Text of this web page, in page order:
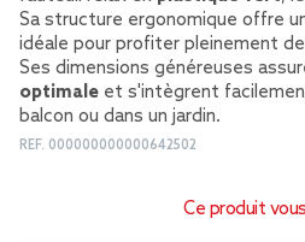
Sa structure ergonomique offre
idéale pour profiter pleinement
Ses dimensions généreuses
optimale et s'intègrent
balcon ou dans un jardin.
REF. 000000000000642502
Ce produit